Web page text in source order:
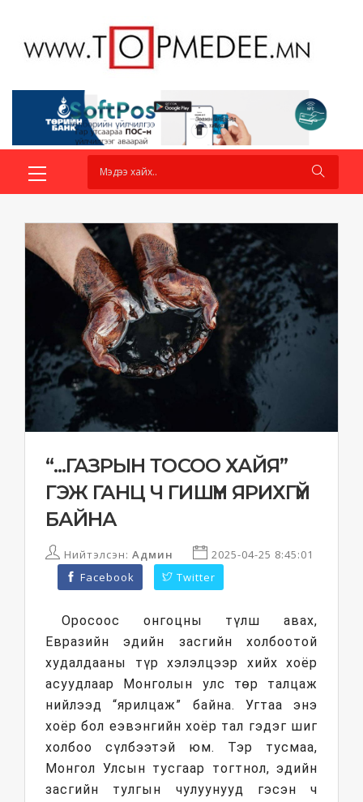
“...ГАЗРЫН ТОСОО ХАЙЯ”
ГЭЖ ГАНЦ Ч ГИШҮҮН ЯРИХГҮЙ
БАЙНА
Нийтэлсэн: Админ
2025-04-25 8:45:01
Facebook
Twitter
Оросоос онгоцны түлш авах,
Евразийн эдийн засгийн холбоотой
худалдааны түр хэлэлцээр хийх хоёр
асуудлаар Монголын улс төр талцаж
нийлээд “ярилцаж” байна. Угтаа энэ
хоёр бол еэвэнгийн хоёр тал гэдэг шиг
холбоо сүлбээтэй юм. Тэр тусмаа,
Монгол Улсын тусгаар тогтнол, эдийн
засгийн тулгын чулуунууд гэсэн ч